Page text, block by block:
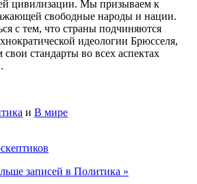
цивилизации. Мы призываем к
свободные народы и нации.
с тем, что страны подчиняются
идеологии Брюсселя,
свои стандарты во всех аспектах
и В мире
записей в Политика »